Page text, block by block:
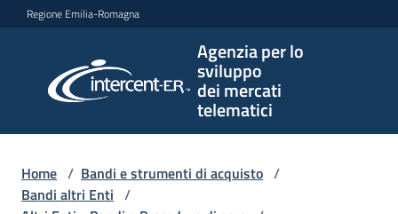
Vai al contenuto
Vai alla navigazione
Vai al footer
Regione Emilia-Romagna
Agenzia per lo
sviluppo
dei mercati
telematici
per lo
sviluppo
telematici
Home / Bandi e strumenti di acquisto /
Bandi altri Enti /